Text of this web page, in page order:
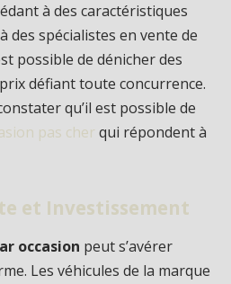
à des caractéristiques
des spécialistes en vente de
possible de dénicher des
défiant toute concurrence.
qu’il est possible de
pas cher qui répondent à
et Investissement
occasion peut s’avérer
Les véhicules de la marque